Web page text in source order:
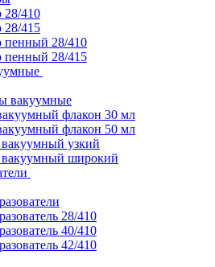
28/410
28/415
пенный 28/410
пенный 28/415
вакуумные
флакон 30 мл
флакон 50 мл
узкий
широкий
28/410
40/410
42/410